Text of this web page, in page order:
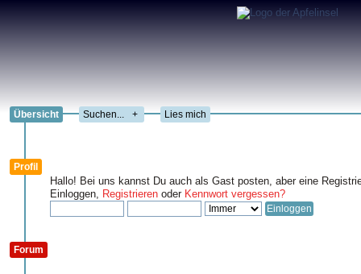
Übersicht + Lies mich
Profil
Hallo! Bei uns kannst Du auch als Gast posten, aber eine
Einloggen, Registrieren oder Kennwort vergessen?
Forum